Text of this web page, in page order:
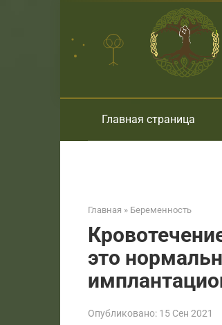
Главная страница
Главная » Беременность
это
Опубликовано: 15 Сен 2021